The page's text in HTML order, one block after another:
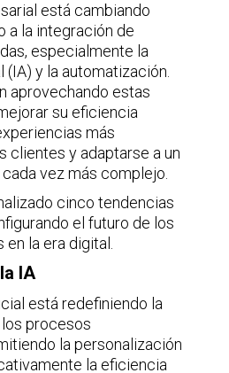
está cambiando
a la integración de
especialmente la
y la automatización.
aprovechando estas
su eficiencia
más
clientes y adaptarse a un
vez más complejo.
cinco tendencias
el futuro de los
la era digital.
IA
está redefiniendo la
procesos
la personalización
la eficiencia